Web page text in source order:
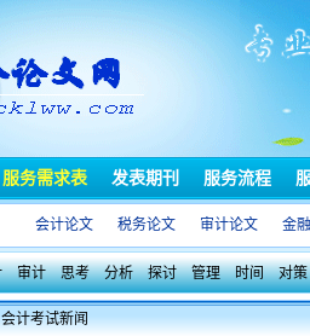
服务需求表 发表期刊 服务流程
会计论文 税务论文 审计论文 金
审计 思考 分析 探讨 管理 时间 对策
会计考试新闻